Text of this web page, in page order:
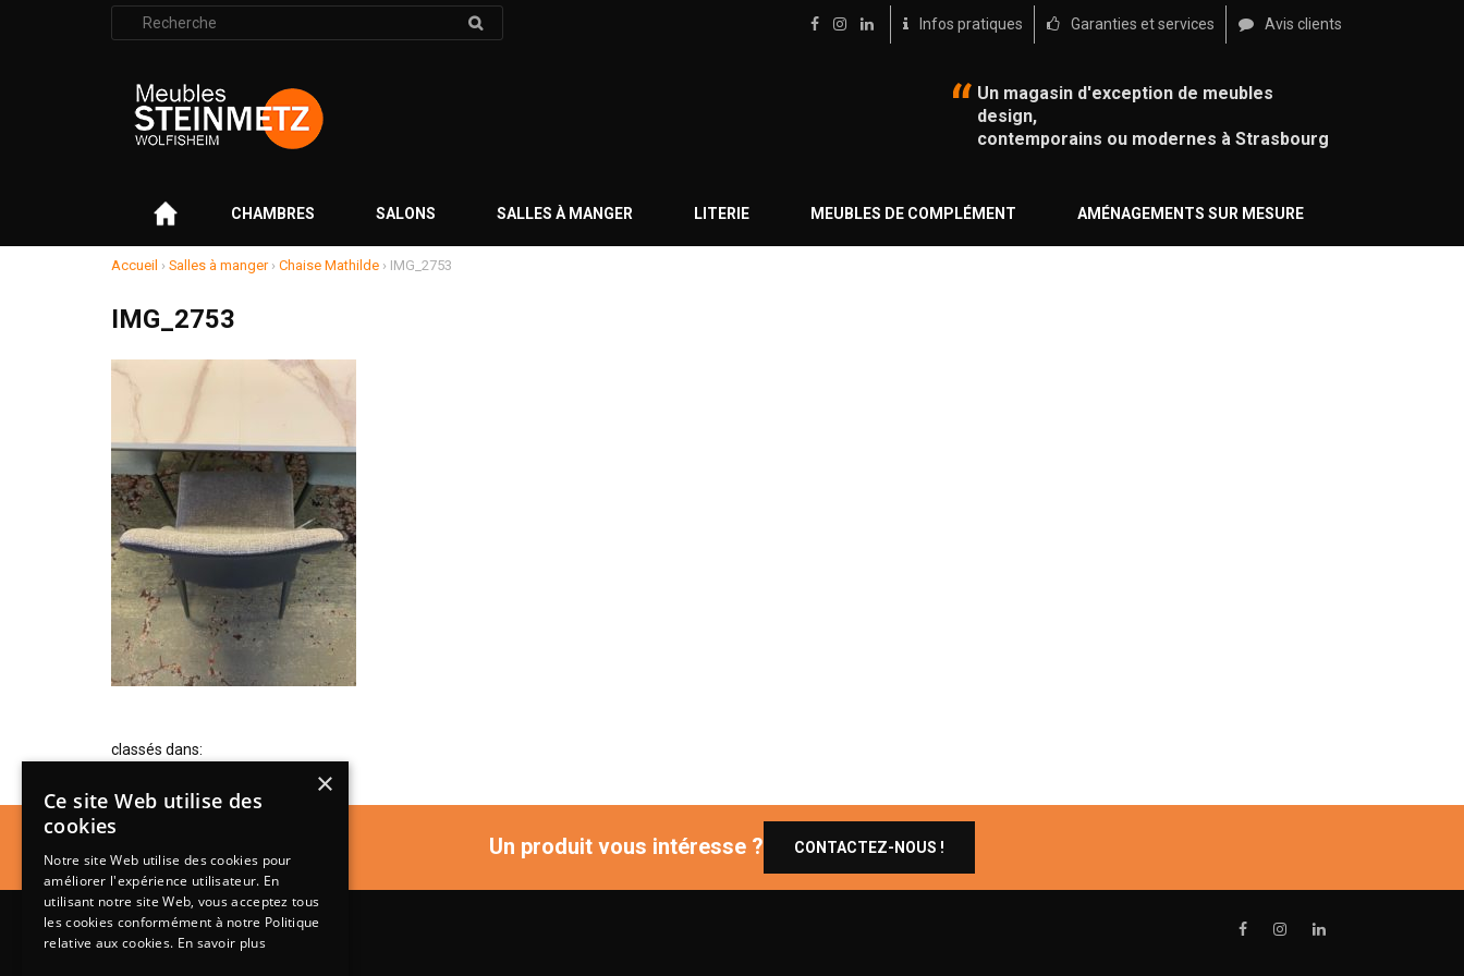
Rechercher
:
Infos pratiques Garanties et services Avis clients
Un magasin d'exception de meubles
design,
contemporains ou modernes à Strasbourg
CHAMBRES SALONS SALLES À MANGER LITERIE MEUBLES DE COMPLÉMENT AMÉNAGEMENTS SUR MESURE
Accueil › Salles à manger› Chaise Mathilde › IMG_2753
IMG_2753
classés dans:
Un produit vous intéresse ? CONTACTEZ-NOUS !
×
Ce site Web utilise des
cookies
Notre site Web utilise des cookies pour
améliorer l'expérience utilisateur. En
utilisant notre site Web, vous acceptez tous
les cookies conformément à notre Politique
relative aux cookies. En savoir plus